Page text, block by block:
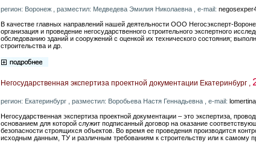
регион: Воронеж , разместил: Медведева Эмилия Николаевна , e-mail:
В качестве главных направлений нашей деятельности ООО Негосэксперт-
организация и проведение негосударственного строительного экспертного
обследованию зданий и сооружений с оценкой их технического состояния;
строительства и др.
Негосударственная экспертиза проектной документации Екатеринбург ,
регион: Екатеринбург , разместил: Воробьева Настя Геннадьевна , e-mail:
Негосударственная экспертиза проектной документации – это экспертиза,
основанием для которой служит подписанный договор на оказание
безопасности строящихся объектов. Во время ее проведения производится
исходным данным, ТУ и различным требованиям к строительству или к самому